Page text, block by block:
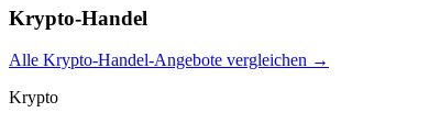
Krypto-Handel
Alle Krypto-Handel-Angebote vergleichen →
Krypto